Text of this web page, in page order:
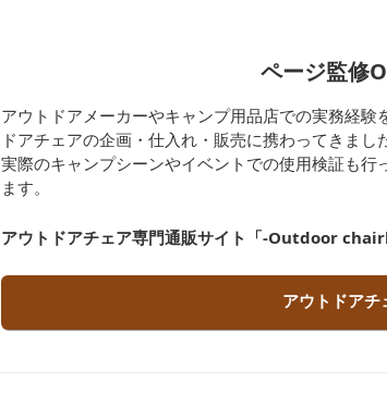
ページ監修
アウトドアメーカーやキャンプ用品店での実務経
ドアチェアの企画・仕入れ・販売に携わってきました
実際のキャンプシーンやイベントでの使用検証も
ます。
アウトドアチェア専門通販サイト「-Outdoor
アウトドアチ